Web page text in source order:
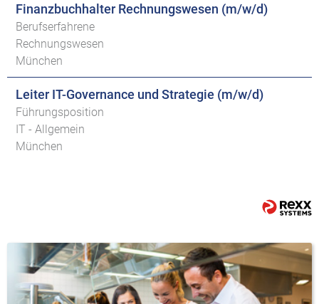
Finanzbuchhalter Rechnungswesen (m/w/d)
Berufserfahrene
Rechnungswesen
München
Leiter IT-Governance und Strategie (m/w/d)
Führungsposition
IT - Allgemein
München